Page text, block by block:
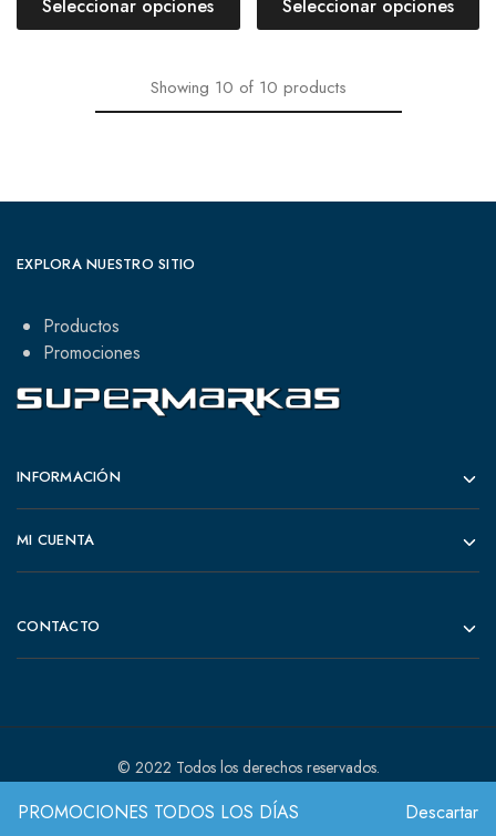
PROMOCIONES TODOS LOS DÍAS Descartar
Seleccionar opciones Seleccionar opciones
Showing 10 of 10 products
EXPLORA NUESTRO SITIO
Productos
Promociones
INFORMACIÓN
MI CUENTA
CONTACTO
© 2022 Todos los derechos reservados.